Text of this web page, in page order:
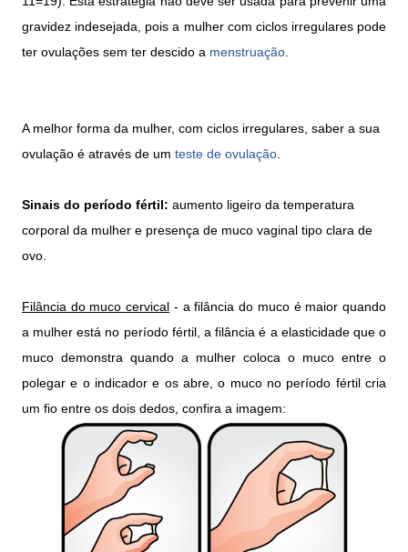
gravidez indesejada, pois a mulher com ciclos irregulares pode
ter ovulações sem ter descido a menstruação
A melhor forma da mulher, com ciclos irregulares, saber a sua
ovulação é através de um teste de ovulação
Sinais do período fértil: aumento ligeiro da temperatura
corporal da mulher e presença de muco vaginal tipo clara de
ovo.
Filância do muco cervical - a filância do muco é maior quando
a mulher está no período fértil, a filância é a elasticidade que o
muco demonstra quando a mulher coloca o muco entre o
polegar e o indicador e os abre, o muco no período fértil cria
um fio entre os dois dedos, confira a imagem: